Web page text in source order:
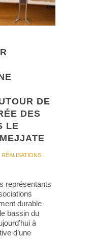
DE
DES
LE
RÉALISATIONS
représentants
durable
bassin du
à
d’une